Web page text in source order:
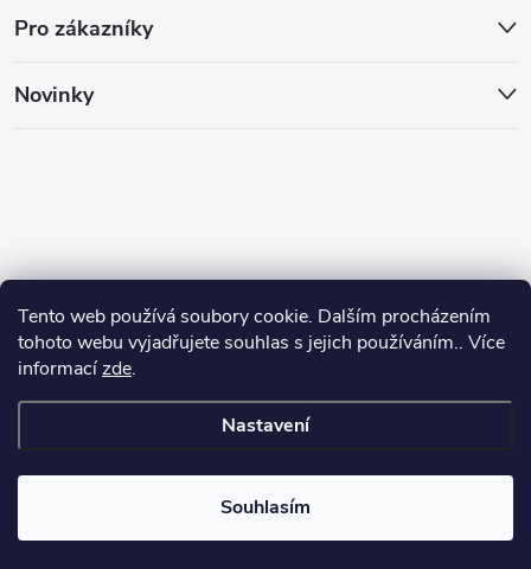
Tento web používá soubory cookie. Dalším procházením
tohoto webu vyjadřujete souhlas s jejich používáním.. Více
informacízde.
Nastavení
Souhlasím
Pro zákazníky
Novinky
Copyright 2026Animalhouse.cz. Všechna práva vyhrazena.